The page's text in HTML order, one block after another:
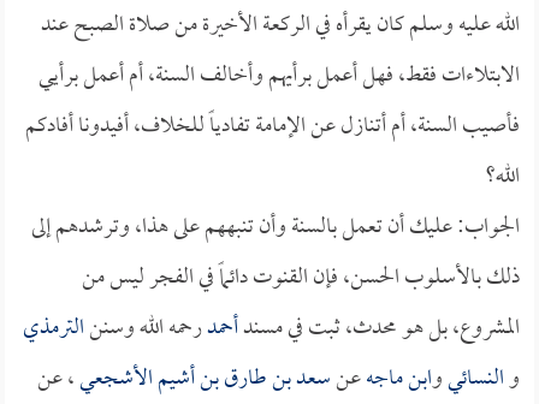
الله عليه وسلم كان يقرأه في الركعة الأخيرة من صلاة الصبح عند
الابتلاءات فقط، فهل أعمل برأيهم وأخالف السنة، أم أعمل برأيي
فأصيب السنة، أم أتنازل عن الإمامة تفادياً للخلاف، أفيدونا أفادكم
الله؟
الجواب: عليك أن تعمل بالسنة وأن تنبههم على هذا، وترشدهم إلى
ذلك بالأسلوب الحسن، فإن القنوت دائماً في الفجر ليس من
المشروع، بل هو محدث، ثبت في مسندأحمدرحمه الله وسننالترمذي
والنسائيوابن ماجهعنسعد بن طارق بن أشيم الأشجعي، عن